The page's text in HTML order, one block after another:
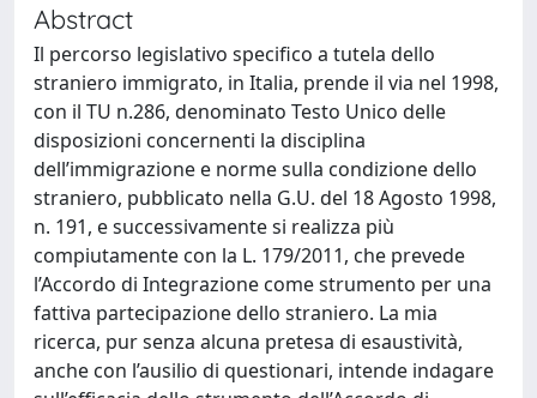
Abstract
Il percorso legislativo specifico a tutela dello
straniero immigrato, in Italia, prende il via nel 1998,
con il TU n.286, denominato Testo Unico delle
disposizioni concernenti la disciplina
dell’immigrazione e norme sulla condizione dello
straniero, pubblicato nella G.U. del 18 Agosto 1998,
n. 191, e successivamente si realizza più
compiutamente con la L. 179/2011, che prevede
l’Accordo di Integrazione come strumento per una
fattiva partecipazione dello straniero. La mia
ricerca, pur senza alcuna pretesa di esaustività,
anche con l’ausilio di questionari, intende indagare